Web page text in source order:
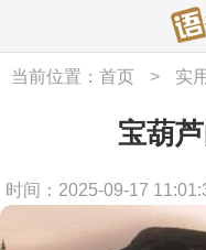
当前位置： 首页 > 实
宝葫
时间：2025-09-17